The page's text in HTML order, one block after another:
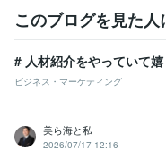
このブログを見た人
# 人材紹介をやっていて
ビジネス・マーケティング
美ら海と私
2026/07/17 12:16